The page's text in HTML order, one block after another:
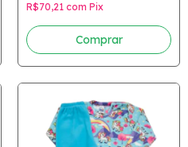
R$70,21 com Pix
Comprar